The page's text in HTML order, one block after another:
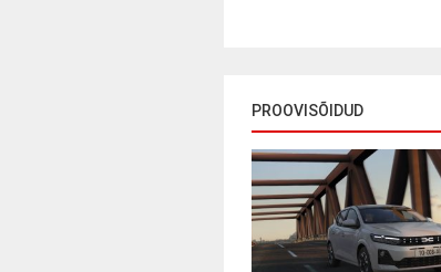
PROOVISÕIDUD